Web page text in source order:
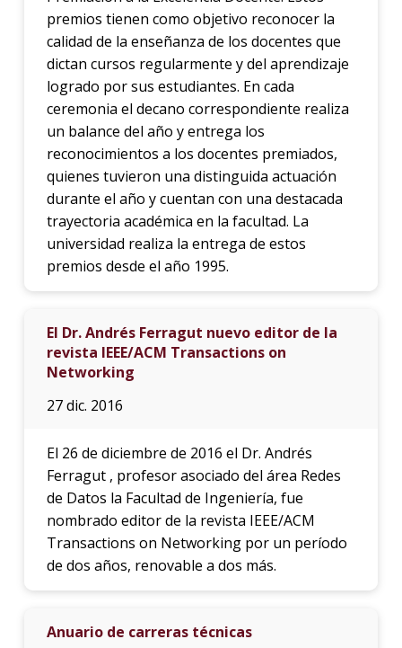
premios tienen como objetivo reconocer la
calidad de la enseñanza de los docentes que
dictan cursos regularmente y del aprendizaje
logrado por sus estudiantes. En cada
ceremonia el decano correspondiente realiza
un balance del año y entrega los
reconocimientos a los docentes premiados,
quienes tuvieron una distinguida actuación
durante el año y cuentan con una destacada
trayectoria académica en la facultad. La
universidad realiza la entrega de estos
premios desde el año 1995.
El Dr. Andrés Ferragut nuevo editor de la
revista IEEE/ACM Transactions on
Networking
27 dic. 2016
El 26 de diciembre de 2016 el Dr. Andrés
Ferragut , profesor asociado del área Redes
de Datos la Facultad de Ingeniería, fue
nombrado editor de la revista IEEE/ACM
Transactions on Networking por un período
de dos años, renovable a dos más.
Anuario de carreras técnicas